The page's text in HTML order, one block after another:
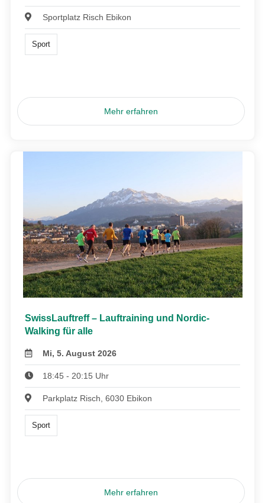
Sportplatz Risch Ebikon
Sport
Mehr erfahren
SwissLauftreff – Lauftraining und Nordic-
Walking für alle
Mi, 5. August 2026
18:45 - 20:15 Uhr
Parkplatz Risch, 6030 Ebikon
Sport
Mehr erfahren